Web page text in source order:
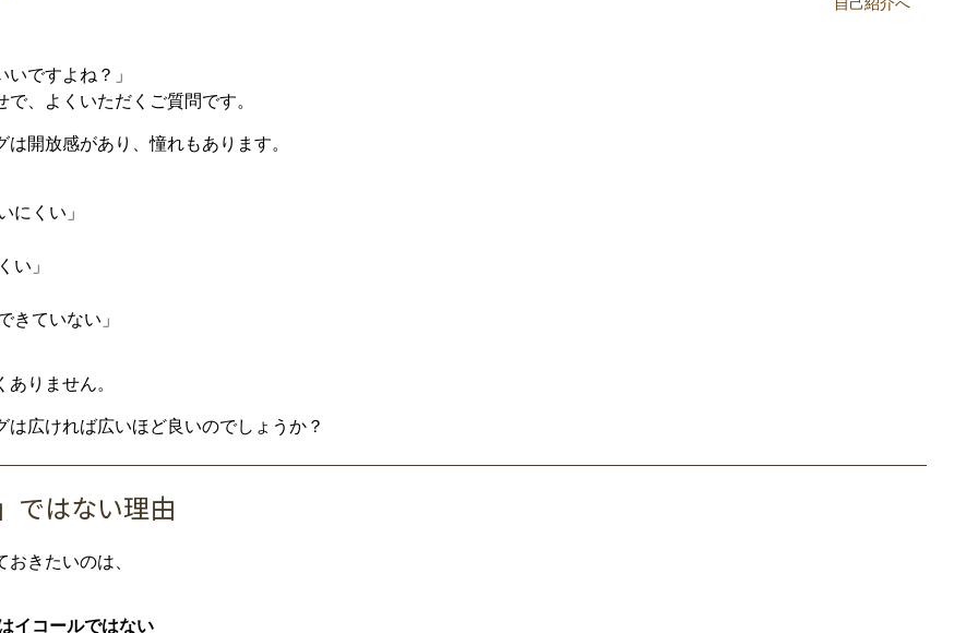
いですよね？」
で、 よく いただく ご質問です。
は開放感があり、憧れもあり ます。
にくい」
い」
きていない」
ありま せん。
は広ければ広いほど良いのでしょう か？
ではない理由
おき たいのは、
イコールではない